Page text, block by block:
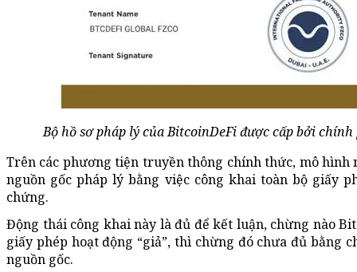
Bộ hồ sơ pháp lý của BitcoinDeFi được cấp bởi
Trên các phương tiện truyền thông chính thức, mô hình
nguồn gốc pháp lý bằng việc công khai toàn bộ giấy
chứng.
Động thái công khai này là đủ để kết luận, chừng nào
giấy phép hoạt động “giả”, thì chừng đó chưa đủ bằng
nguồn gốc.